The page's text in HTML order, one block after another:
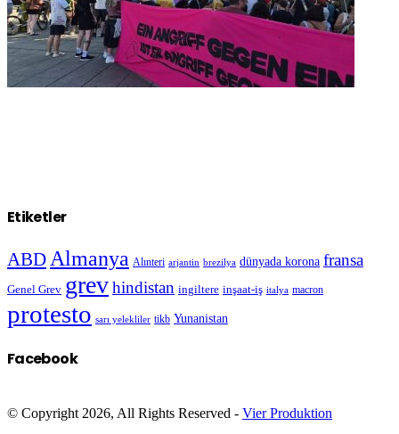
Etiketler
ABD Almanya Alınteri arjantin brezilya dünyada korona fransa
Genel Grev grevhindistan ingiltere inşaat-iş italya macron
protesto sarı yelekliler tikb Yunanistan
Facebook
© Copyright 2026, All Rights Reserved - Vier Produktion